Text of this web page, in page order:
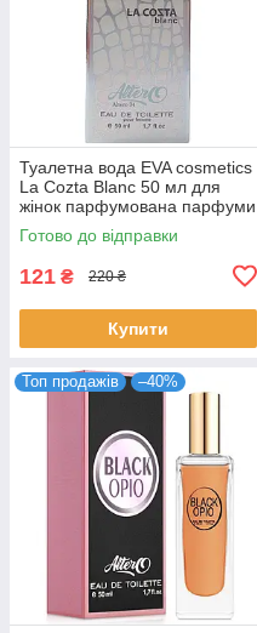
Туалетна вода EVA cosmetics
La Cozta Blanc 50 мл для
жінок парфумована парфуми
Ева косметікс
4820107133243
Готово до відправки
121 ₴ 220 ₴
Купити
Топ продажів –40%